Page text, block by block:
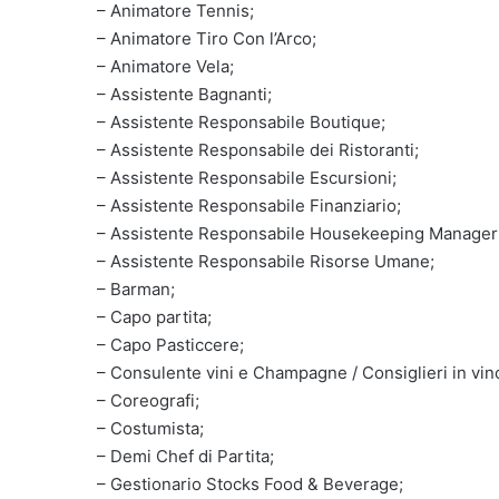
– Animatore Tennis;
– Animatore Tiro Con l’Arco;
– Animatore Vela;
– Assistente Bagnanti;
– Assistente Responsabile Boutique;
– Assistente Responsabile dei Ristoranti;
– Assistente Responsabile Escursioni;
– Assistente Responsabile Finanziario;
– Assistente Responsabile Housekeeping
– Assistente Responsabile Risorse Umane;
– Barman;
– Capo partita;
– Capo Pasticcere;
– Consulente vini e Champagne / Consiglieri in
– Coreografi;
– Costumista;
– Demi Chef di Partita;
– Gestionario Stocks Food & Beverage;